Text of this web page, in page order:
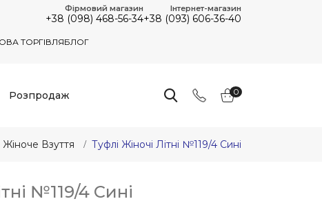
ТОРГІВЛЯБЛОГ
Фірмовий магазин
+38 (098) 468-56-34
Інтернет-магазин
+38 (093) 606-36-40
Розпродаж 0
Жіноче Взуття Туфлі Жіночі Літні №119/4 Сині
№119/4 Сині